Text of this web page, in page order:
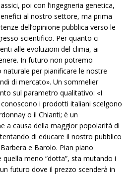
poi con l’ingegneria genetica,
al nostro settore, ma prima
dell’opinione pubblica verso le
scientifico. Per quanto ci
alle evoluzioni del clima, ai
In futuro non potremo
naturale per pianificare le nostre
di mercato». Un sommelier
sul parametro qualitativo: «I
i prodotti italiani scelgono
o il Chianti; è un
a causa della maggior popolarità di
di educare il nostro pubblico
e Barolo. Pian piano
quella meno “dotta”, sta mutando i
futuro dove il prezzo scenderà in